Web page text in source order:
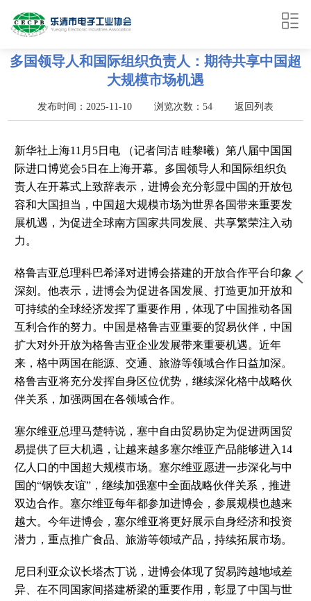
多国领导人和国际组织负责人：期待共享中国超
大规模市场机遇
发布时间：2025-11-10 浏览次数：54 返回列表
新华社上海11 月 5日电 （记者闫洁 眭黎曦）第八届中国国
际进口博览会5日在上海开幕。多国领导人和国际组织负
责人在开幕式上致辞表示，进博会充分彰显中国的开放包
容和大国担当，中国超大规模市场为世界各国带来重要发
展机遇，为促进全球南方国家共同发展、共享繁荣注入动
力。
格鲁吉亚总理科巴希泽对进博会搭建的开放合作平台印象
深刻。他表示，进博会为促进各国发展、打造更加开放和
可持续的全球经济发挥了重要作用，体现了中国推动各国
互利合作的努力。中国是格鲁吉亚重要的贸易伙伴，中国
扩大对外开放为格鲁吉亚企业发展带来重要机遇。近年
来，格中两国在能源、交通、旅游等领域合作日益加深。
格鲁吉亚将充分发挥自身区位优势，继续深化格中战略伙
伴关系，加强两国在各领域合作。
塞尔维亚总理马楚特说，塞中自由贸易协定为促进两国贸
易提供了巨大机遇，让越来越多塞尔维亚产品能够进入 14
亿人口的中国超大规模市场。塞尔维亚愿进一步深化与中
国的“钢铁友谊”，继续加强塞中全面战略伙伴关系，推进
双边合作。塞尔维亚每年都参加进博会，参展规模也越来
越大。今年进博会，塞尔维亚将更好展示自身经济和投资
潜力，重点推广食品、旅游等领域产品，持续拓展市场。
尼日利亚众议长塔杰丁说，进博会体现了贸易跨越地域差
异、在不同国家间搭建桥梁的重要作用，彰显了中国与世